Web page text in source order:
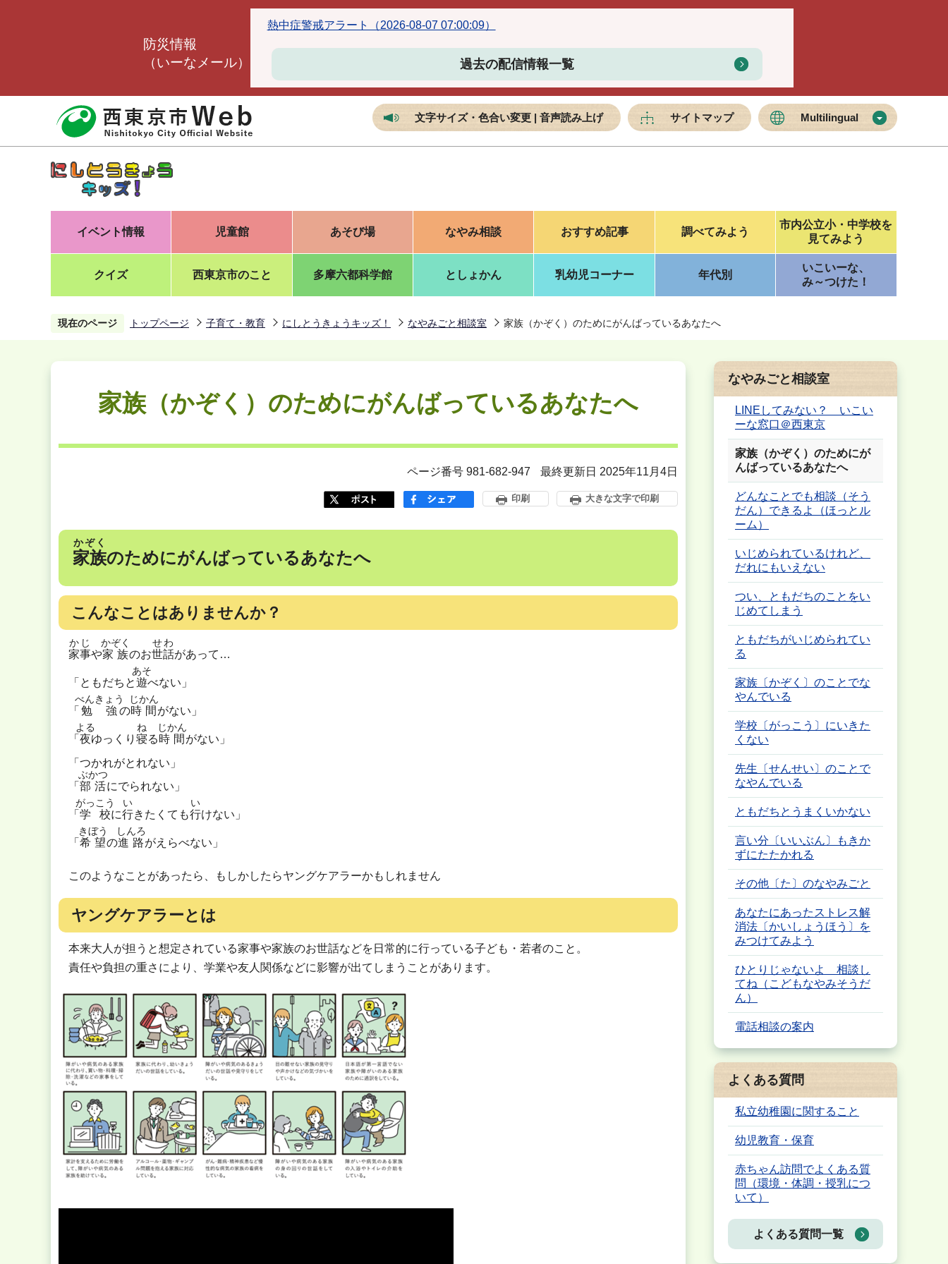
防災情報
（いーなメール）
熱中症警戒アラート（2026-08-07 07:00:09）
過去の配信情報一覧
文字サイズ・色合い変更 | 音声読み上げ サイトマップ Multilingual
イベント情報 児童館 あそび場 なやみ相談 おすすめ記事 調べてみよう
市内公立小・中学校を
見てみよう
クイズ 西東京市のこと 多摩六都科学館 としょかん 乳幼児コーナー 年代別
いこいーな、
み～つけた！
現在のページ トップページ 子育て・教育 にしとうきょうキッズ！ なやみごと相談室 家族（かぞく）のためにがんばっているあなたへ
家族（かぞく）のためにがんばっているあなたへ
ページ番号 981-682-947 最終更新日 2025年11月4日
印刷 大きな文字で印刷
家族
かぞく
のためにがんばっているあなたへ
こんなことはありませんか？
家事
かじ
や家族
かぞく
のお世話
せわ
があって…
「ともだちと遊
あそ
べない」
「 勉強
べんきょう
の時間
じかん
がない」
「 夜
よる
ゆっくり 寝
ね
る時間
じかん
がない」
「つかれがとれない」
「 部活
ぶかつ
にでられない」
「 学校
がっこう
に行
い
きたくても行
い
けない」
「 希望
きぼう
の進路
しんろ
がえらべない」
このようなことがあったら、もしかしたらヤングケアラーかもしれません
ヤングケアラーとは
本来大人が担うと想定されている家事や家族のお世話などを日常的に行っている子ども・若者のこと。
責任や負担の重さにより、学業や友人関係などに影響が出てしまうことがあります。
なやみごと相談室
LINEしてみない？ いこい
ーな窓口＠西東京
家族（かぞく）のためにが
んばっているあなたへ
どんなことでも相談（そう
だん）できるよ（ほっとル
ーム）
いじめられているけれど、
だれにもいえない
つい、ともだちのことをい
じめてしまう
ともだちがいじめられてい
る
家族〔かぞく〕のことでな
やんでいる
学校〔がっこう〕にいきた
くない
先生〔せんせい〕のことで
なやんでいる
ともだちとうまくいかない
言い分〔いいぶん〕もきか
ずにたたかれる
その他〔た〕のなやみごと
あなたにあったストレス解
消法〔かいしょうほう〕を
みつけてみよう
ひとりじゃないよ 相談し
てね（こどもなやみそうだ
ん）
電話相談の案内
よくある質問
私立幼稚園に関すること
幼児教育・保育
赤ちゃん訪問でよくある質
問（環境・体調・授乳につ
いて）
よくある質問一覧